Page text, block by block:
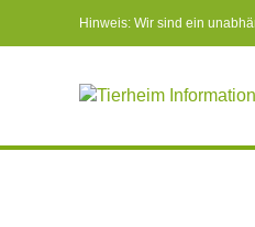
Hinweis: Wir sind ein